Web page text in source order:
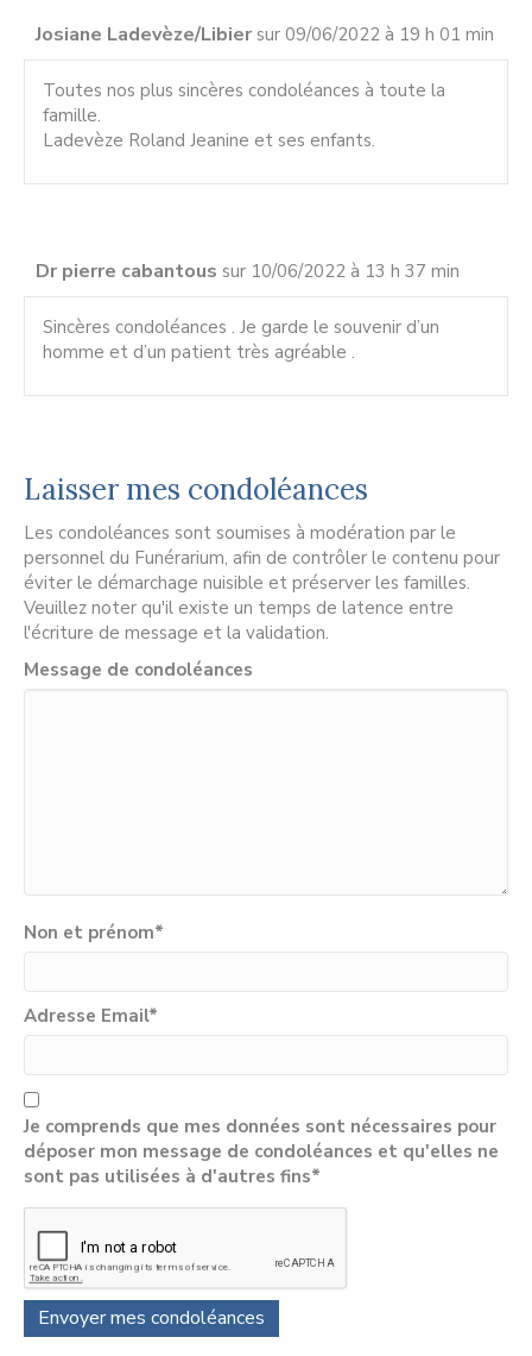
Josiane Ladevèze/Libier sur 09/06/2022 à 19 h 01 min
Toutes nos plus sincères condoléances à toute la
famille.
Ladevèze Roland Jeanine et ses enfants.
Dr pierre cabantous sur 10/06/2022 à 13 h 37 min
Sincères condoléances . Je garde le souvenir d’un
homme et d’un patient très agréable .
Laisser mes condoléances
Les condoléances sont soumises à modération par le
personnel du Funérarium, afin de contrôler le contenu pour
éviter le démarchage nuisible et préserver les familles.
Veuillez noter qu'il existe un temps de latence entre
l'écriture de message et la validation.
Message de condoléances
Non et prénom*
Adresse Email*
Je comprends que mes données sont nécessaires pour
déposer mon message de condoléances et qu'elles ne
sont pas utilisées à d'autres fins*